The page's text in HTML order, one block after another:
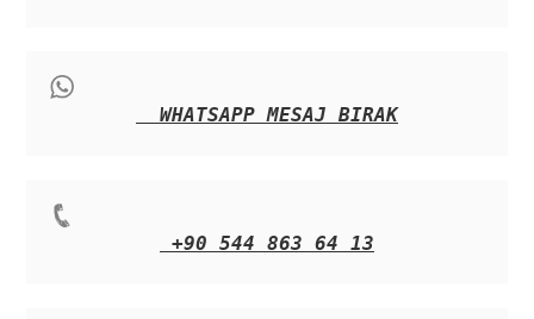
WHATSAPP MESAJ BIRAK
+90 544 863 64 13